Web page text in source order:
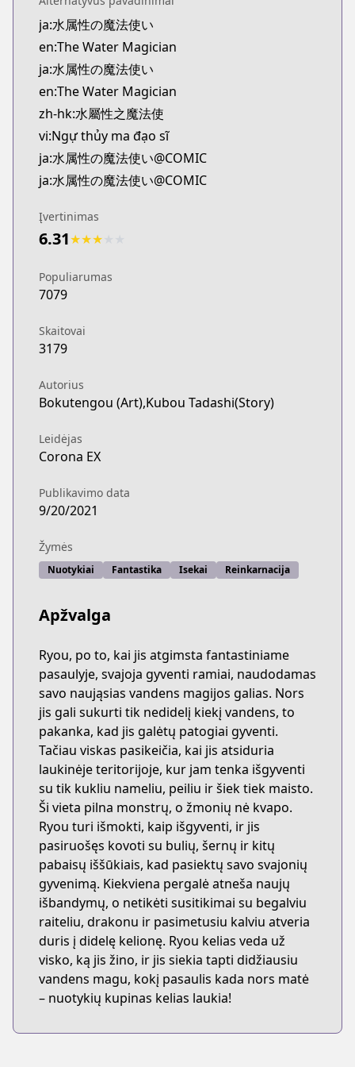
Kitsu
https://kitsu.app/manga/69143
MangaUpdates
MangaUpdates
https://www.mangaupdates.com/
novelUpdates
novelUpdates
https://www.novelupdates.com/series/water-
Book☆Walker
Book☆Walker
Official English
Official English
ja:水属性の魔法使い
en:The Water Magician
ja:水属性の魔法使い
en:The Water Magician
zh-hk:水屬性之魔法使
vi:Ngự thủy ma đạo sĩ
ja:水属性の魔法使い@COMIC
ja:水属性の魔法使い@COMIC
Įvertinimas
6.31★★★
Populiarumas
7079
Skaitovai
3179
Autorius
Bokutengou (Art),Kubou Tadashi(Story)
Leidėjas
Corona EX
Publikavimo data
9/20/2021
Žymės
Nuotykiai Fantastika Isekai Reinkarnacija
Apžvalga
Ryou, po to, kai jis atgimsta fantastiniame
pasaulyje, svajoja gyventi ramiai, naudodamas
savo naująsias vandens magijos galias. Nors
jis gali sukurti tik nedidelį kiekį vandens, to
pakanka, kad jis galėtų patogiai gyventi.
Tačiau viskas pasikeičia, kai jis atsiduria
laukinėje teritorijoje, kur jam tenka išgyventi
su tik kukliu nameliu, peiliu ir šiek tiek maisto.
Ši vieta pilna monstrų, o žmonių nė kvapo.
Ryou turi išmokti, kaip išgyventi, ir jis
pasiruošęs kovoti su bulių, šernų ir kitų
pabaisų iššūkiais, kad pasiektų savo svajonių
gyvenimą. Kiekviena pergalė atneša naujų
išbandymų, o netikėti susitikimai su begalviu
raiteliu, drakonu ir pasimetusiu kalviu atveria
duris į didelę kelionę. Ryou kelias veda už
visko, ką jis žino, ir jis siekia tapti didžiausiu
vandens magu, kokį pasaulis kada nors matė
– nuotykių kupinas kelias laukia!